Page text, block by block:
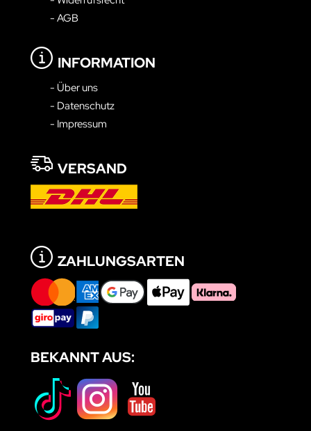
- AGB
INFORMATION
- Über uns
- Datenschutz
- Impressum
VERSAND
ZAHLUNGSARTEN
BEKANNT AUS: